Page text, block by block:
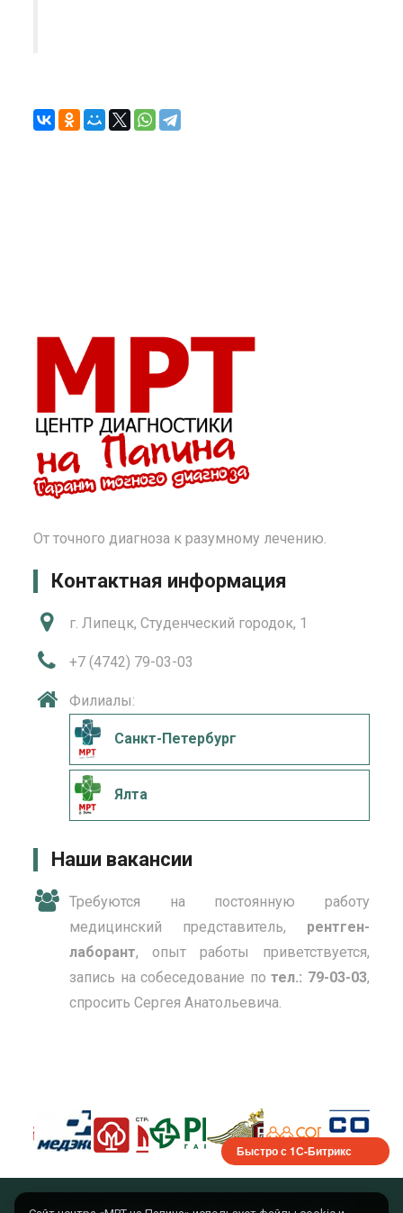
От точного диагноза к разумному лечению.
Контактная информация
г. Липецк, Студенческий городок, 1
+7 (4742) 79-03-03
Филиалы:
Санкт-Петербург
Ялта
Наши вакансии
Требуются на постоянную работу
медицинский представитель, рентген-
лаборант, опыт работы приветствуется,
запись на собеседование потел.: 79-03-03,
спросить Сергея Анатольевича.
Внимание! Имеются противопоказания. Требуется
Быстро с 1С-Битрикс